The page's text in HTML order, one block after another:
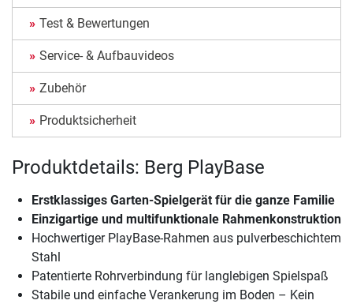
Test & Bewertungen
Service- & Aufbauvideos
Zubehör
Produktsicherheit
Produktdetails: Berg PlayBase
Erstklassiges Garten-Spielgerät für die ganze Familie
Einzigartige und multifunktionale Rahmenkonstruktion
Hochwertiger PlayBase-Rahmen aus pulverbeschichtem
Stahl
Patentierte Rohrverbindung für langlebigen Spielspaß
Stabile und einfache Verankerung im Boden – Kein